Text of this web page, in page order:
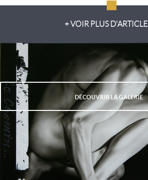
+ VOIR PLUS
DÉCOUVRIR LA GALERIE